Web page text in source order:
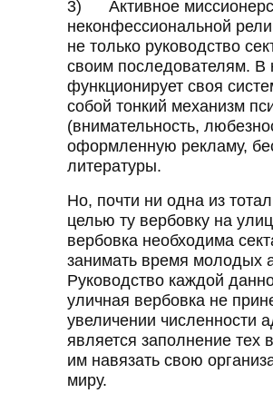
3) Активное
неконфессиональной
не только руководство
своим последователям. В
функционирует своя
собой тонкий механизм
(внимательность,
оформленную рекламу,
литературы.
Но, почти ни одна из
целью ту вербовку на
вербовка необходима
занимать время молодых
Руководство каждой
уличная вербовка не
увеличении численности
является заполнение тех
им навязать свою
миру.